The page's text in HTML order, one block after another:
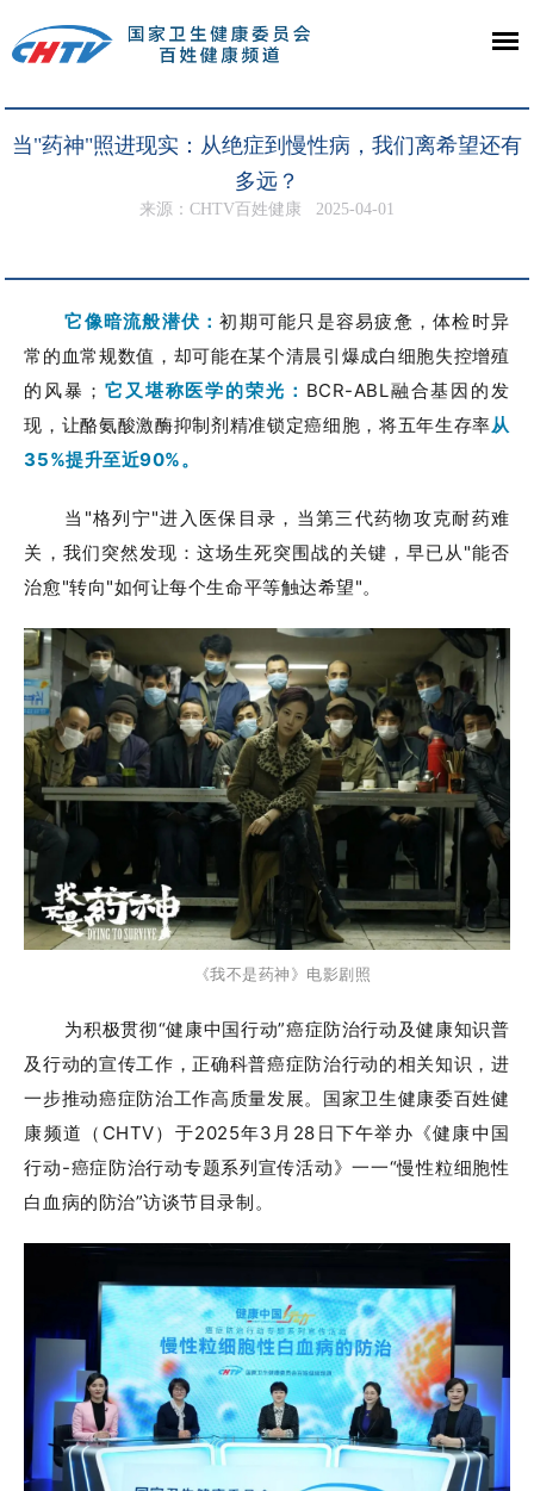
当"药神"照进现实：从绝症到慢性病，我们离希望还有
多远？
来源：CHTV百姓健康 2025-04-01
它像暗流般潜伏：初期可能只是容易疲惫，体检时异
常的血常规数值，却可能在某个清晨引爆成白细胞失控增殖
的风暴； 它又堪称医学的荣光： BCR-ABL融合基因的发
现，让酪氨酸激酶抑制剂精准锁定癌细胞，将五年生存率从
35%提升至近90%。
当"格列宁"进入医保目录，当第三代药物攻克耐药难
关，我们突然发现：这场生死突围战的关键，早已从"能否
治愈"转向"如何让每个生命平等触达希望"。
《我不是药神》电影剧照
为积极贯彻“健康中国行动”癌症防治行动及健康知识普
及行动的宣传工作，正确科普癌症防治行动的相关知识，进
一步推动癌症防治工作高质量发展。国家卫生健康委百姓健
康频道（CHTV）于2025年3月28日下午举办《健康中国
行动-癌症防治行动专题系列宣传活动》一一“慢性粒细胞性
白血病的防治”访谈节目录制。